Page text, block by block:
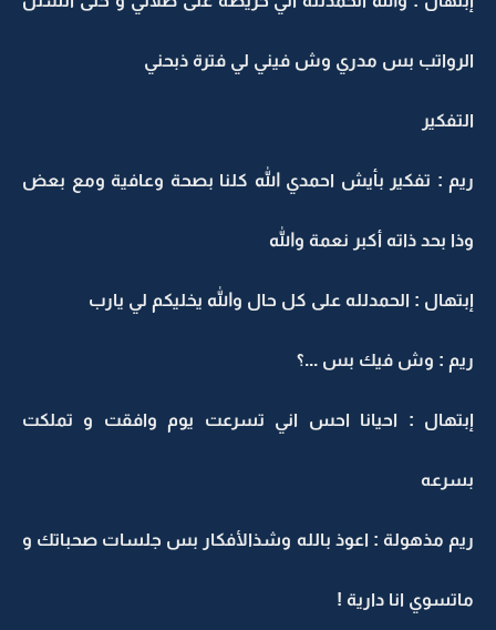
الرواتب بس مدري وش فيني لي فترة ذبحني
التفكير
ريم : تفكير بأيش احمدي الله كلنا بصحة وعافية ومع بعض
وذا بحد ذاته أكبر نعمة والله
إبتهال : الحمدلله على كل حال والله يخليكم لي يارب
ريم : وش فيك بس ...؟
إبتهال : احيانا احس اني تسرعت يوم وافقت و تملكت
بسرعه
ريم مذهولة : اعوذ بالله وشذالأفكار بس جلسات صحباتك و
ماتسوي انا دارية !